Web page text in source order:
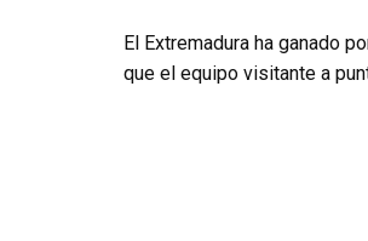
El Extremadura ha ganado
que el equipo visitante a